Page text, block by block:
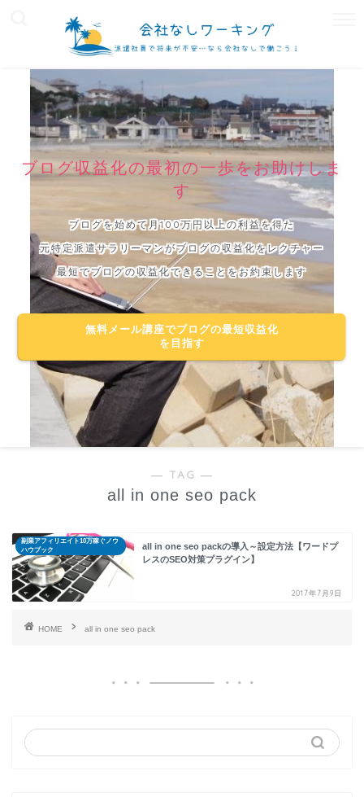
ブログ収益化の最初の一歩をお助けしま
す
ブログを始めて月100万円以上の利益を得た
元特定派遣サラリーマンがブログの収益化をレクチャー
最短でブログの収益化できることをお約束します
無料メール講座でブログの最短収益化
を目指す
― TAG ―
all in one seo pack
副業アフィリエイト10万稼ぐノウ
ハウブック
all in one seo packの導入～設定方法【ワードプ
レスのSEO対策プラグイン】
2017年7月9日
HOME all in one seo pack